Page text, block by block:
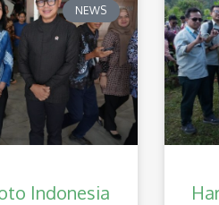
NEWS
Indonesia